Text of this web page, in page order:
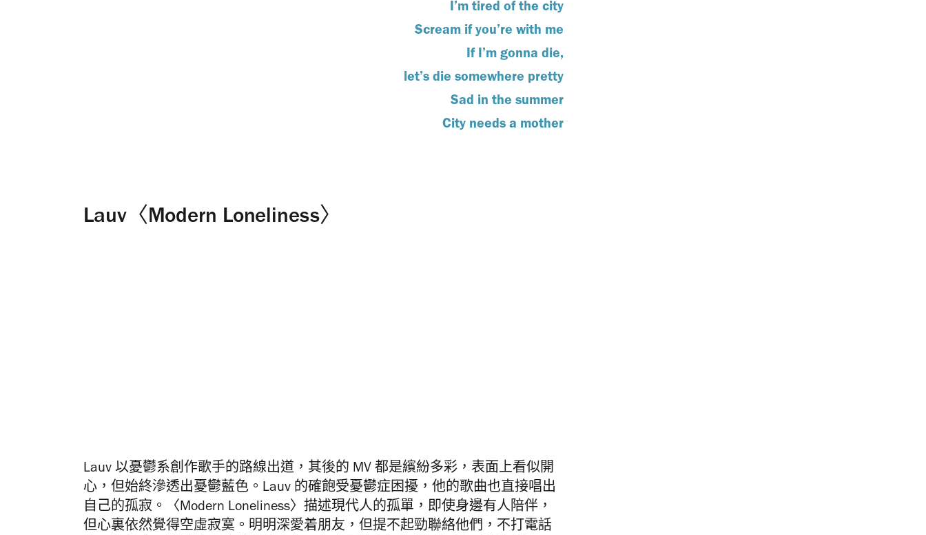
I’m tired of the city
Scream if you’re with me
If I’m gonna die,
let’s die somewhere pretty
Sad in the summer
City needs a mother
Lauv〈Modern Loneliness〉
Lauv 以憂鬱系創作歌手的路線出道，其後的 MV 都是繽紛多彩，表面上看似開
心，但始終滲透出憂鬱藍色。Lauv 的確飽受憂鬱症困擾，他的歌曲也直接唱出
自己的孤寂。〈Modern Loneliness〉描述現代人的孤單，即使身邊有人陪伴，
但心裏依然覺得空虛寂寞。明明深愛着朋友，但提不起勁聯絡他們，不打電話